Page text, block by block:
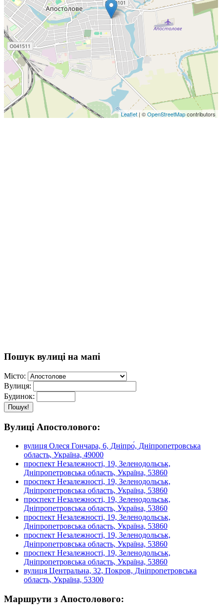
Leaflet| ©OpenStreetMapcontributors
Пошук вулиці на мапі
Місто:
Вулиця:
Будинок:
Пошук!
Вулиці Апостолового:
вулиця Олеся Гончара, 6, Дніпро́, Дніпропетровська
область, Україна, 49000
проспект Незалежності, 19, Зеленодольськ,
Дніпропетровська область, Україна, 53860
проспект Незалежності, 19, Зеленодольськ,
Дніпропетровська область, Україна, 53860
проспект Незалежності, 19, Зеленодольськ,
Дніпропетровська область, Україна, 53860
проспект Незалежності, 19, Зеленодольськ,
Дніпропетровська область, Україна, 53860
проспект Незалежності, 19, Зеленодольськ,
Дніпропетровська область, Україна, 53860
проспект Незалежності, 19, Зеленодольськ,
Дніпропетровська область, Україна, 53860
вулиця Центральна, 32, Покров, Дніпропетровська
область, Україна, 53300
Маршрути з Апостолового: